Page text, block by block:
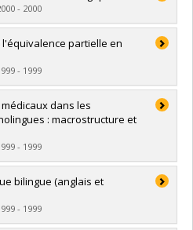
Papyrus
- 2000
Papyrus
partielle en
- 1999
How Kim dans les
: macrostructure et
- 1999
Papyrus
bilingue (anglais et
- 1999